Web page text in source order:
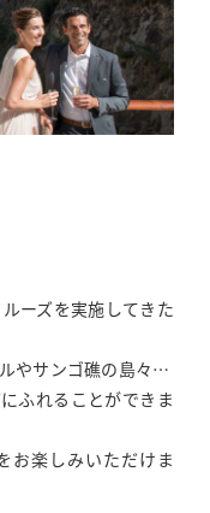
ーズを実施してきた
やサンゴ礁の島々…
ふれることができま
お楽しみいただけま